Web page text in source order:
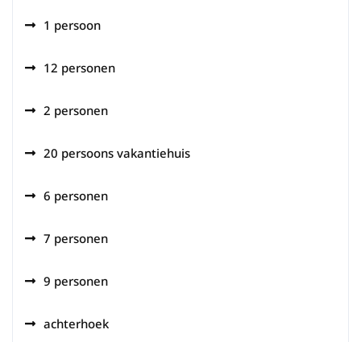
1 persoon
12 personen
2 personen
20 persoons vakantiehuis
6 personen
7 personen
9 personen
achterhoek